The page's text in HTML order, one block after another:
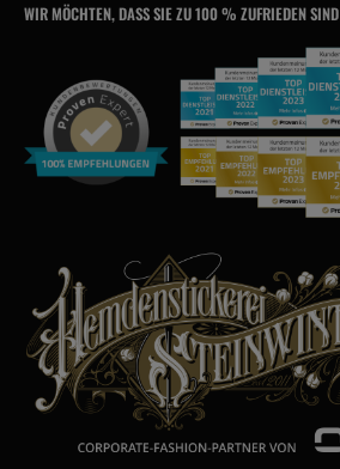
WIR MÖCHTEN, DASS SIE ZU 100 % ZUFRIEDEN SIND